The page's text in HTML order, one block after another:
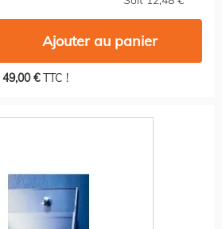
Ajouter au panier
49,00 €TTC !